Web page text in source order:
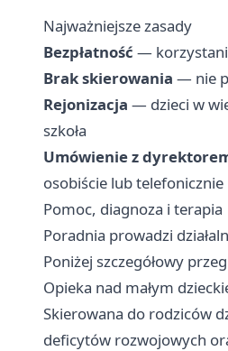
Najważniejsze zasady
Bezpłatność —
Brak skierowania — nie
Rejonizacja — dzieci w
szkoła
Umówienie z
osobiście lub telefonicznie
Pomoc, diagnoza i terapia
Poradnia prowadzi
Poniżej szczegółowy
Opieka nad małym
Skierowana do rodziców
deficytów rozwojowych